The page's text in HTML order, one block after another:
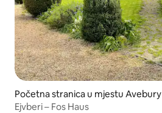
Početna stranica u mjestu Avebury
Ejvberi – Fos Haus